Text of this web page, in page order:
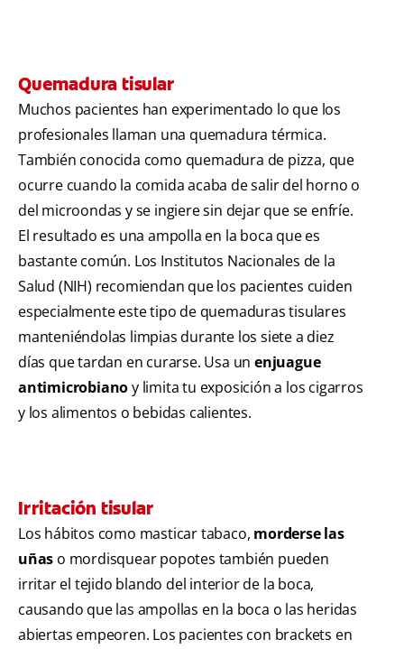
Quemadura tisular
Muchos pacientes han experimentado lo que los
profesionales llaman una quemadura térmica.
También conocida como quemadura de pizza, que
ocurre cuando la comida acaba de salir del horno o
del microondas y se ingiere sin dejar que se enfríe.
El resultado es una ampolla en la boca que es
bastante común. Los Institutos Nacionales de la
Salud (NIH) recomiendan que los pacientes cuiden
especialmente este tipo de quemaduras tisulares
manteniéndolas limpias durante los siete a diez
días que tardan en curarse. Usa unenjuague
antimicrobianoy limita tu exposición a los cigarros
y los alimentos o bebidas calientes.
Irritación tisular
Los hábitos como masticar tabaco, morderse las
uñas o mordisquear popotes también pueden
irritar el tejido blando del interior de la boca,
causando que las ampollas en la boca o las heridas
abiertas empeoren. Los pacientes con brackets en